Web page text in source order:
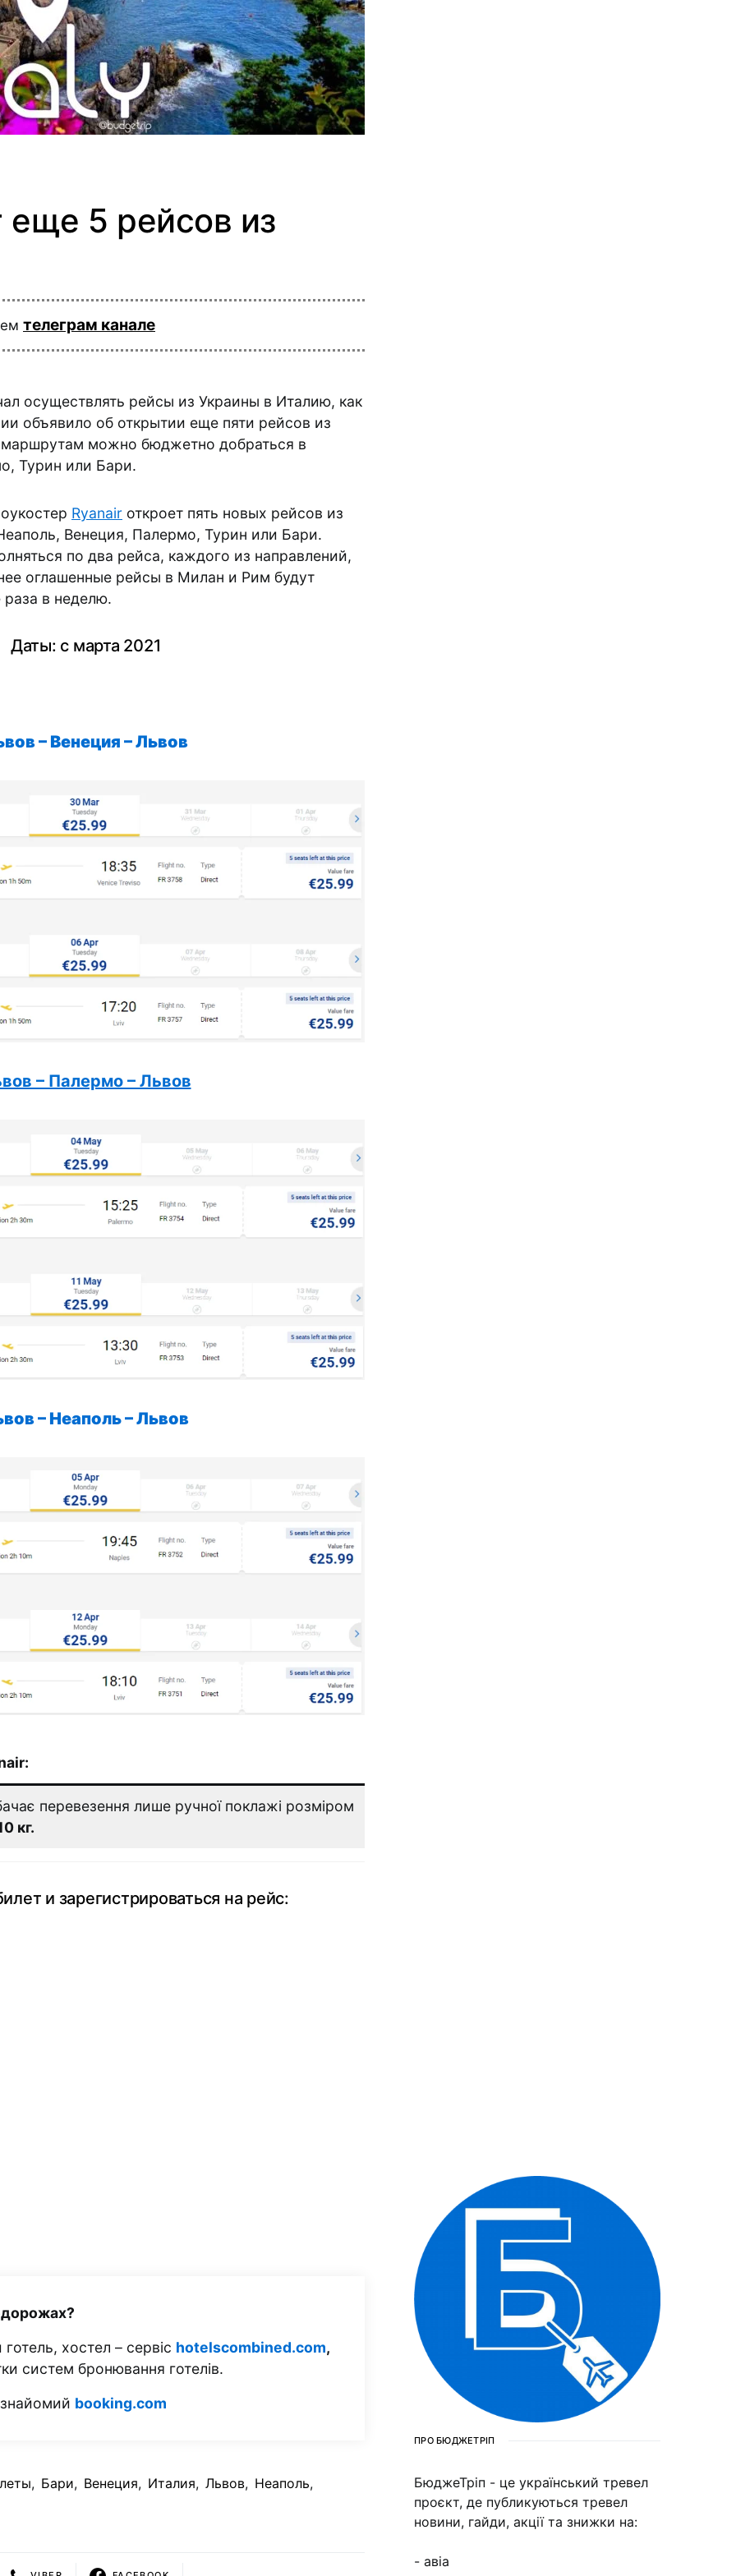
еще 5 рейсов из
телеграм канале
осуществлять рейсы из Украины в Италию, как
объявило об открытии еще пяти рейсов из
можно бюджетно добраться в
Турин или Бари.
Ryanair откроет пять новых рейсов из
Венеция, Палермо, Турин или Бари.
по два рейса, каждого из направлений,
оглашенные рейсы в Милан и Рим будут
в неделю.
Даты: с марта 2021
– Венеция – Львов
– Палермо – Львов
– Неаполь – Львов
перевезення лише ручної поклажі розміром
кг.
и зарегистрироваться на рейс:
хостел – сервіс hotelscombined.com,
систем бронювання готелів.
booking.com
, Бари, Венеция, Италия, Львов, Неаполь,
ПРО БЮДЖЕТРІП
БюджеТріп - це український тревел
проєкт, де публикуються тревел
новини, гайди, акції та знижки на:
- авіа